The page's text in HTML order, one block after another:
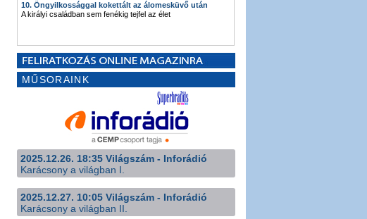
10. Öngyilkossággal kokettált az álomesküvő után
A királyi családban sem fenékig tejfel az élet
MŰSORAINK
2025.12.26. 18:35 Világszám - Inforádió
Karácsony a világban I.
2025.12.27. 10:05 Világszám - Inforádió
Karácsony a világban II.